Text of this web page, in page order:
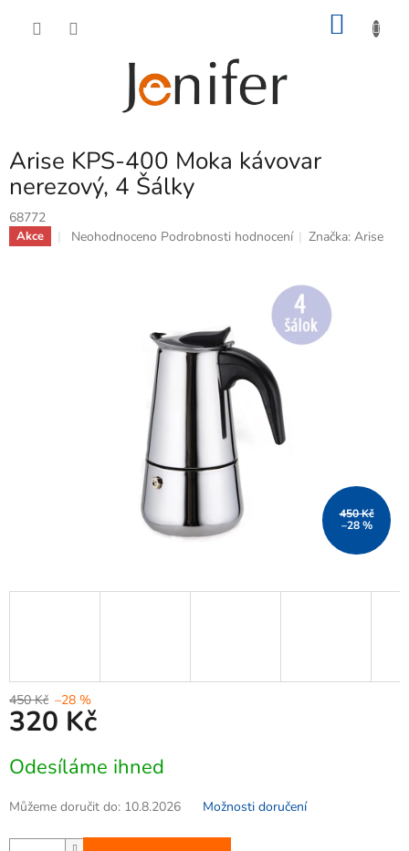
Arise KPS-400 Moka kávovar
nerezový, 4 Šálky
68772
Akce
Průměrné
Neohodnoceno Podrobnosti hodnocení Značka:Arise
450 Kč
–28 %
450 Kč –28 %
320 Kč
cena:
Odesíláme ihned
Můžeme doručit do: 10.8.2026 Možnosti doručení